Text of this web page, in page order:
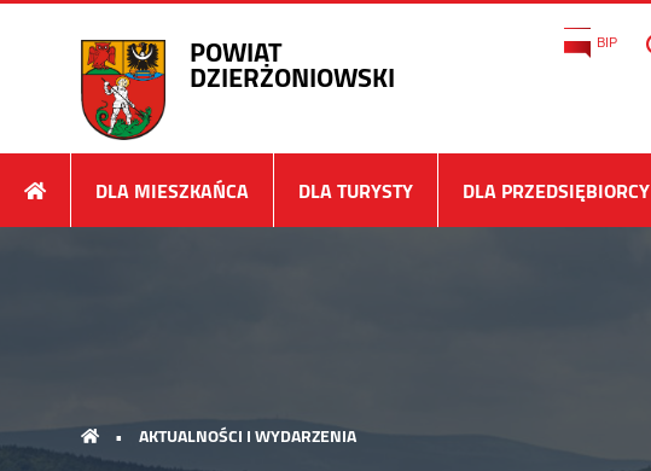
POWIAT
DZIERŻONIOWSKI
BIP
DLA MIESZKAŃCA DLA TURYSTY DLA PRZEDSIĘBIORCY
• AKTUALNOŚCI I WYDARZENIA